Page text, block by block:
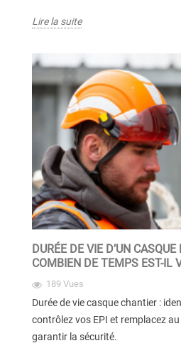
Lire la suite
DURÉE DE VIE D’UN
COMBIEN DE TEMPS EST-IL
189 Vues
Durée de vie casque chantier :
contrôlez vos EPI et remplacez
garantir la sécurité.